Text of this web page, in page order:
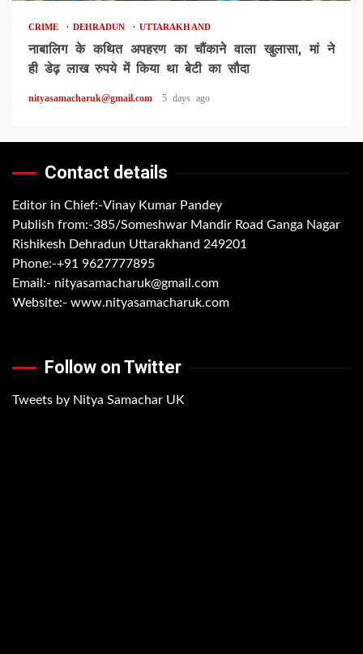
CRIME DEHRADUN UTTARAKHAND
नाबालिग के कथित अपहरण का चौंकाने वाला खुलासा, मां ने
ही डेढ़ लाख रुपये में किया था बेटी का सौदा
nityasamacharuk@gmail.com 5 days ago
Contact details
Editor in Chief:-Vinay Kumar Pandey
Publish from:-385/Someshwar Mandir Road Ganga Nagar
Rishikesh Dehradun Uttarakhand 249201
Phone:-+91 9627777895
Email:- nityasamacharuk@gmail.com
Website:- www.nityasamacharuk.com
Follow on Twitter
Tweets by Nitya Samachar UK